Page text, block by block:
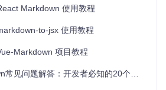
Markdown 使用教程
to-jsx 使用教程
Markdown 项目教程
见问题解答：开发者必知的20个技巧